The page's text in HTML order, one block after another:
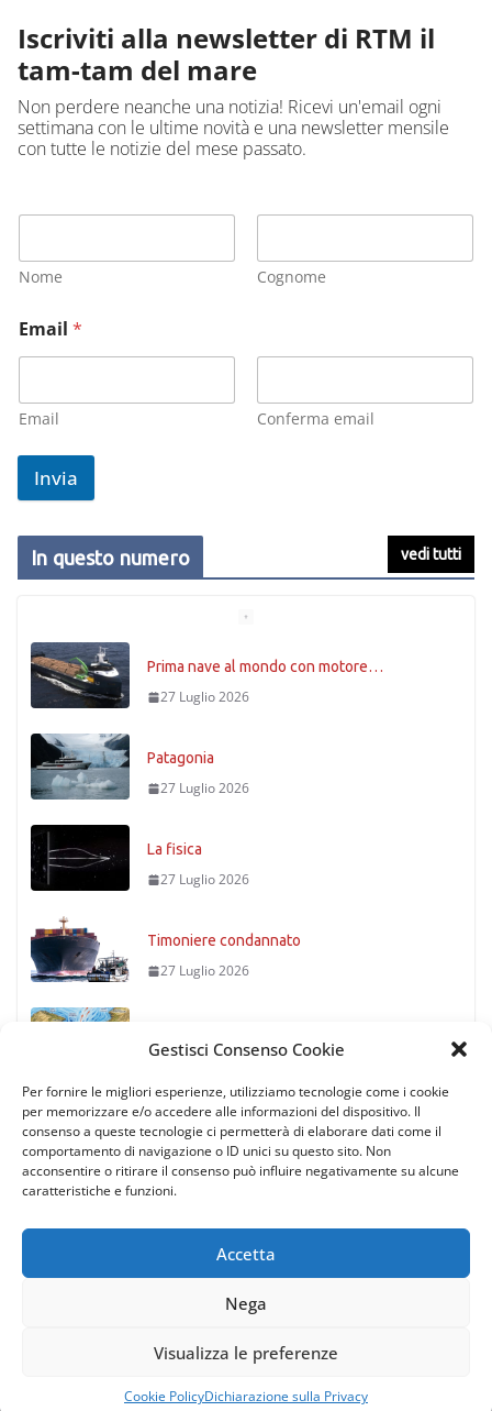
Gestisci Consenso Cookie
Per fornire le migliori esperienze, utilizziamo tecnologie come i cookie
per memorizzare e/o accedere alle informazioni del dispositivo. Il
consenso a queste tecnologie ci permetterà di elaborare dati come il
comportamento di navigazione o ID unici su questo sito. Non
acconsentire o ritirare il consenso può influire negativamente su alcune
caratteristiche e funzioni.
Accetta
Nega
Visualizza le preferenze
Cookie PolicyDichiarazione sulla Privacy
Iscriviti alla newsletter di RTM il
tam-tam del mare
Non perdere neanche una notizia! Ricevi un'email ogni
settimana con le ultime novità e una newsletter mensile
con tutte le notizie del mese passato.
Nome Cognome
Email *
Email Conferma email
Invia
In questo numero vedi tutti
Prima nave al mondo con motore…
27 Luglio 2026
Patagonia
27 Luglio 2026
La fisica
27 Luglio 2026
Timoniere condannato
27 Luglio 2026
27 Luglio 2026
Rotte di Tutto il Mondo
Privacy policy